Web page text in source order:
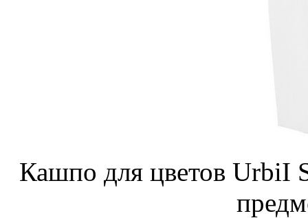
Кашпо для цветов UrbiI